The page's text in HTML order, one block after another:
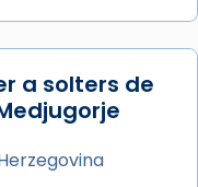
amb el
que
Jesús.
a solters de